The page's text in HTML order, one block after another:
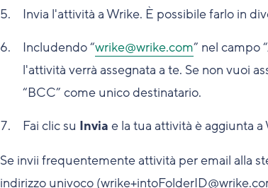
Invia l'attività a Wrike. È possibile farlo in
Includendo “wrike@wrike.com” nel campo
l'attività verrà assegnata a te. Se non vuoi
“BCC” come unico destinatario.
Fai clic su Invia e la tua attività è aggiunta a
Se invii frequentemente attività per email alla
indirizzo univoco